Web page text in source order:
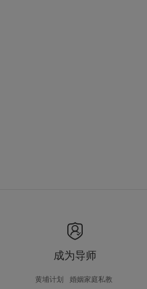
成为导师
黄埔计划 婚姻家庭私教